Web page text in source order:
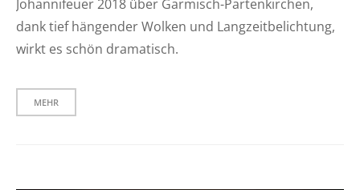
Johannifeuer 2018 über Garmisch-Partenkirchen,
dank tief hängender Wolken und Langzeitbelichtung,
wirkt es schön dramatisch.
MEHR